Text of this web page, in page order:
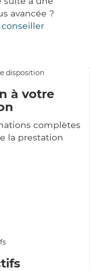
avancée ?
à votre
complètes
la prestation